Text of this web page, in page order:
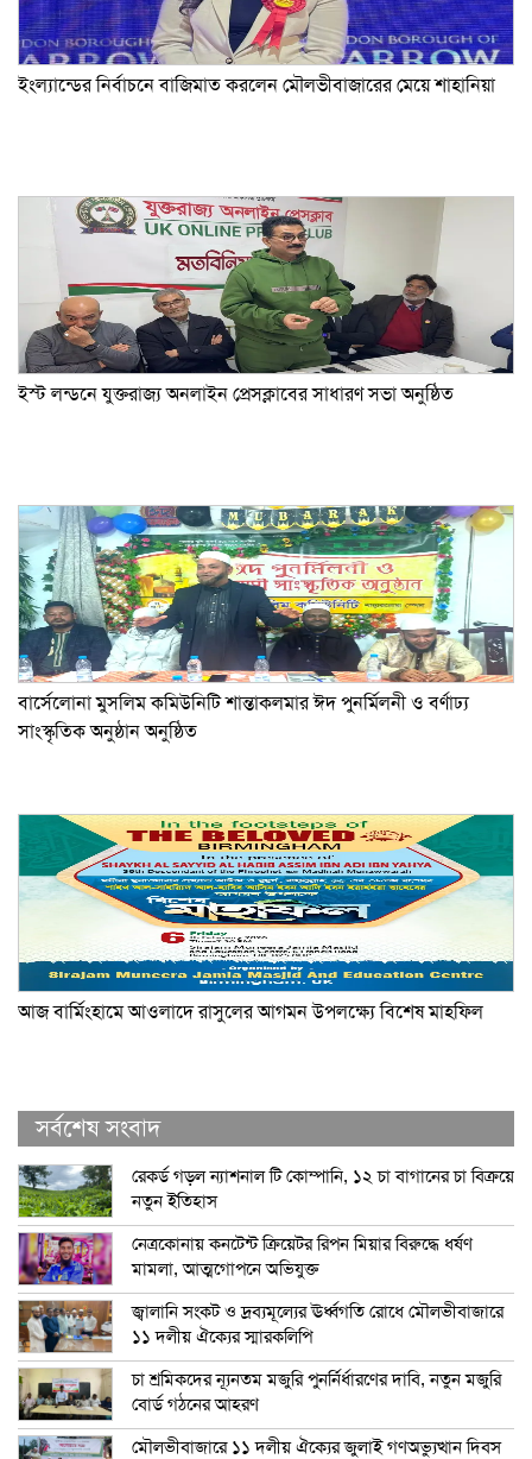
ইংল্যান্ডের নির্বাচনে বাজিমাত করলেন মৌলভীবাজারের মেয়ে শাহানিয়া
ইস্ট লন্ডনে যুক্তরাজ্য অনলাইন প্রেসক্লাবের সাধারণ সভা অনুষ্ঠিত
বার্সেলোনা মুসলিম কমিউনিটি শান্তাকলমার ঈদ পুনর্মিলনী ও বর্ণাঢ্য
সাংস্কৃতিক অনুষ্ঠান অনুষ্ঠিত
আজ বার্মিংহামে আওলাদে রাসুলের আগমন উপলক্ষ্যে বিশেষ মাহফিল
সর্বশেষ সংবাদ
রেকর্ড গড়ল ন্যাশনাল টি কোম্পানি, ১২ চা বাগানের চা বিক্রয়ে
নতুন ইতিহাস
নেত্রকোনায় কনটেন্ট ক্রিয়েটর রিপন মিয়ার বিরুদ্ধে ধর্ষণ
মামলা, আত্মগোপনে অভিযুক্ত
জ্বালানি সংকট ও দ্রব্যমূল্যের ঊর্ধ্বগতি রোধে মৌলভীবাজারে
১১ দলীয় ঐক্যের স্মারকলিপি
চা শ্রমিকদের ন্যূনতম মজুরি পুনর্নির্ধারণের দাবি, নতুন মজুরি
বোর্ড গঠনের আহরণ
মৌলভীবাজারে ১১ দলীয় ঐক্যের জুলাই গণঅভ্যুত্থান দিবস